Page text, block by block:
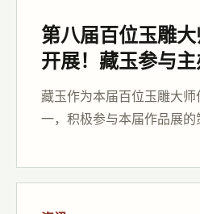
第八届百位玉雕
开展！藏玉参与主
藏玉作为本届百位玉雕大
一，积极参与本届作品展的